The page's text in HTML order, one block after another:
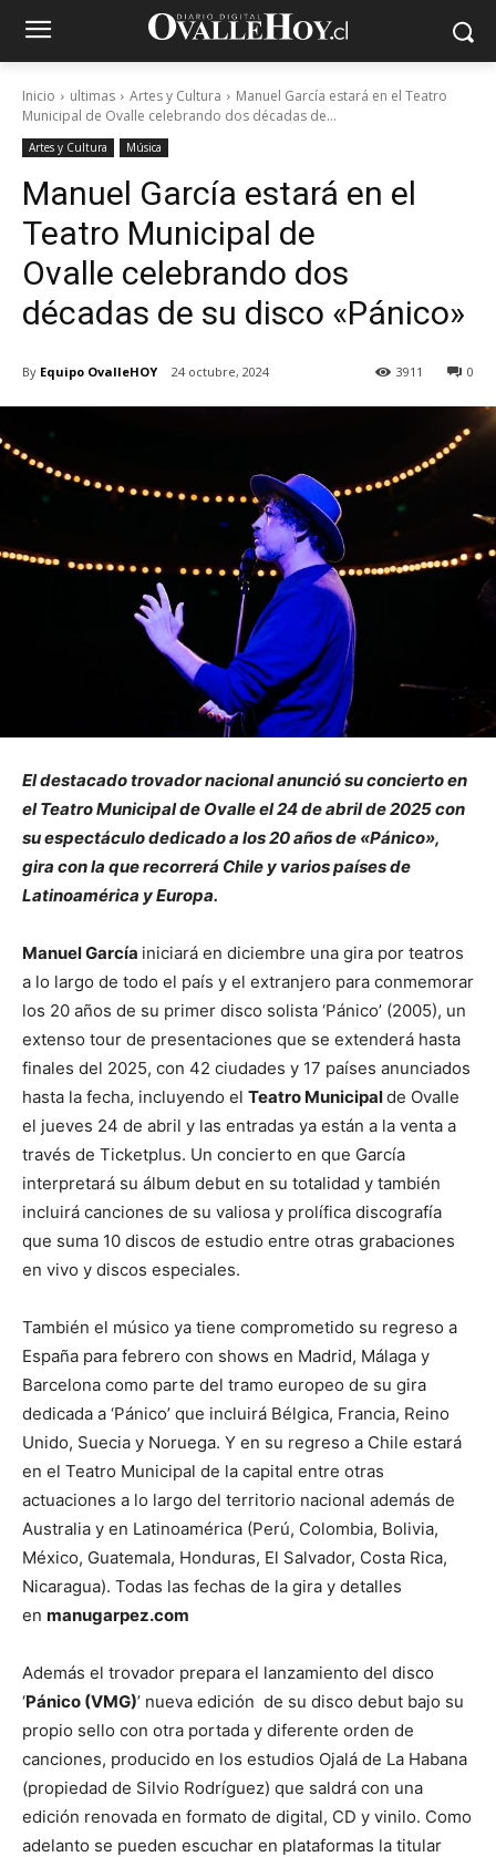
Inicio ultimas Artes y Cultura
Manuel García estará en el Teatro
Municipal de Ovalle celebrando dos décadas de...
Artes y Cultura Música
Manuel García estará en el
Teatro Municipal de
Ovalle celebrando dos
décadas de su disco «Pánico»
By Equipo OvalleHOY 24 octubre, 2024 0
3911
El destacado trovador nacional anunció su concierto en
el Teatro Municipal de Ovalle el 24 de abril de 2025 con
su espectáculo dedicado a los 20 años de «Pánico»,
gira con la que recorrerá Chile y varios países de
Latinoamérica y Europa.
Manuel García iniciará en diciembre una gira por teatros
a lo largo de todo el país y el extranjero para conmemorar
los 20 años de su primer disco solista ‘Pánico’ (2005), un
extenso tour de presentaciones que se extenderá hasta
finales del 2025, con 42 ciudades y 17 países anunciados
hasta la fecha, incluyendo el Teatro Municipalde Ovalle
el jueves 24 de abril y las entradas ya están a la venta a
través de Ticketplus. Un concierto en que García
interpretará su álbum debut en su totalidad y también
incluirá canciones de su valiosa y prolífica discografía
que suma 10 discos de estudio entre otras grabaciones
en vivo y discos especiales.
También el músico ya tiene comprometido su regreso a
España para febrero con shows en Madrid, Málaga y
Barcelona como parte del tramo europeo de su gira
dedicada a ‘Pánico’ que incluirá Bélgica, Francia, Reino
Unido, Suecia y Noruega. Y en su regreso a Chile estará
en el Teatro Municipal de la capital entre otras
actuaciones a lo largo del territorio nacional además de
Australia y en Latinoamérica (Perú, Colombia, Bolivia,
México, Guatemala, Honduras, El Salvador, Costa Rica,
Nicaragua). Todas las fechas de la gira y detalles
en manugarpez.com
Además el trovador prepara el lanzamiento del disco
‘Pánico (VMG)’ nueva edición de su disco debut bajo su
propio sello con otra portada y diferente orden de
canciones, producido en los estudios Ojalá de La Habana
(propiedad de Silvio Rodríguez) que saldrá con una
edición renovada en formato de digital, CD y vinilo. Como
adelanto se pueden escuchar en plataformas la titular